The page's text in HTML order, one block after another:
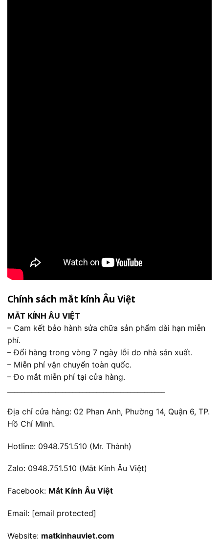
Chính sách mắt kính Âu Việt
MẮT KÍNH ÂU VIỆT
– Cam kết bảo hành sửa chữa sản phẩm dài hạn miễn
phí.
– Đổi hàng trong vòng 7 ngày lỗi do nhà sản xuất.
– Miễn phí vận chuyển toàn quốc.
– Đo mắt miễn phí tại cửa hàng.
Địa chỉ cửa hàng: 02 Phan Anh, Phường 14, Quận 6, TP.
Hồ Chí Minh.
Hotline: 0948.751.510 (Mr. Thành)
Zalo: 0948.751.510 (Mắt Kính Âu Việt)
Facebook: Mắt Kính Âu Việt
Email: [email protected]
Website: matkinhauviet.com